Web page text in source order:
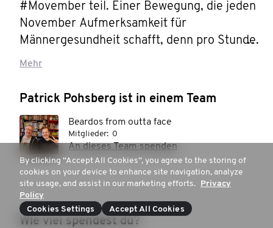
#Movember teil. Einer Bewegung, die jeden
November Aufmerksamkeit für
Männergesundheit schafft, denn pro Stunde
sterben 60 Männer allein an den Folgen von
Viele erhielten ihre Diagnose leider zu spät,
brauche ich nicht zum Arzt gehen."
Ich möchte Solidarität zeigen und
normalisieren, dass Männer über ihre
Probleme sprechen und Hilfe in Anspruch
nehmen dürfen. Daher habe ich mir im
Mehr
Patrick Pohsberg ist in einem Team
Beardos from outta face
Mitglieder: 0
An dieses Team spenden
Wie viel spendest du?
By clicking “Accept All Cookies”, you agree to the storing of
cookies on your device to enhance site navigation, analyze
site usage, and assist in our marketing efforts. Privacy
Policy
Cookies Settings
Accept All Cookies